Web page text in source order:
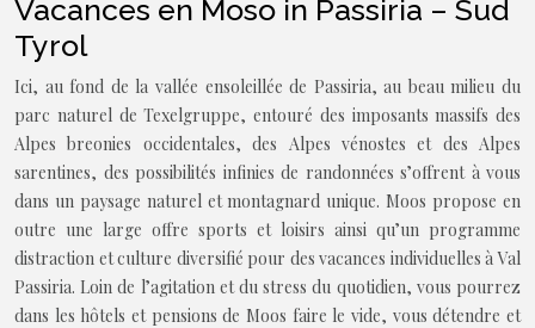
Vacances en Moso in Passiria – Sud
Tyrol
Ici, au fond de la vallée ensoleillée de Passiria, au beau milieu du
parc naturel de Texelgruppe, entouré des imposants massifs des
Alpes breonies occidentales, des Alpes vénostes et des Alpes
sarentines, des possibilités infinies de randonnées s’offrent à vous
dans un paysage naturel et montagnard unique. Moos propose en
outre une large offre sports et loisirs ainsi qu’un programme
distraction et culture diversifié pour des vacances individuelles à Val
Passiria. Loin de l’agitation et du stress du quotidien, vous pourrez
dans les hôtels et pensions de Moos faire le vide, vous détendre et